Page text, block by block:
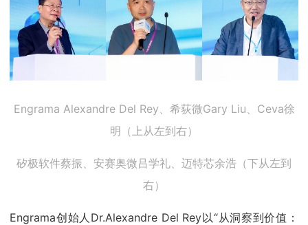
Engrama Alexandre Del Rey、希荻微Gary Liu、Ceva徐
明（上从左到右）
矽极软件蔡振、安赛奥微吕学礼、迈特芯余浩（下从左到
右）
Engrama创始人Dr.Alexandre Del Rey以“从洞察到价值：